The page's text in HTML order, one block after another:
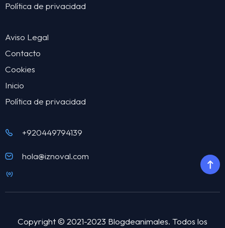
Política de privacidad
Aviso Legal
Contacto
Cookies
Inicio
Política de privacidad
+920449794139
hola@iznoval.com
Copyright © 2021-2023 Blogdeanimales. Todos los